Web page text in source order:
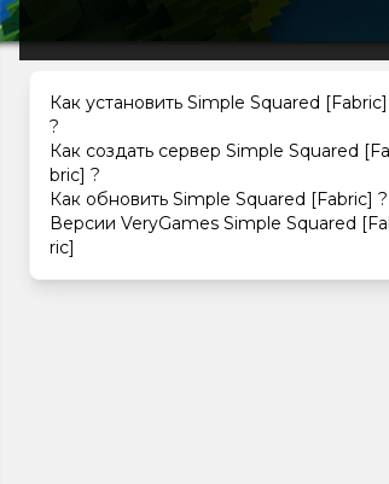
Как установить Simple Squared [Fabric]
?
Как создать сервер Simple Squared [Fa
bric] ?
Как обновить Simple Squared [Fabric] ?
Версии VeryGames Simple Squared
ric]